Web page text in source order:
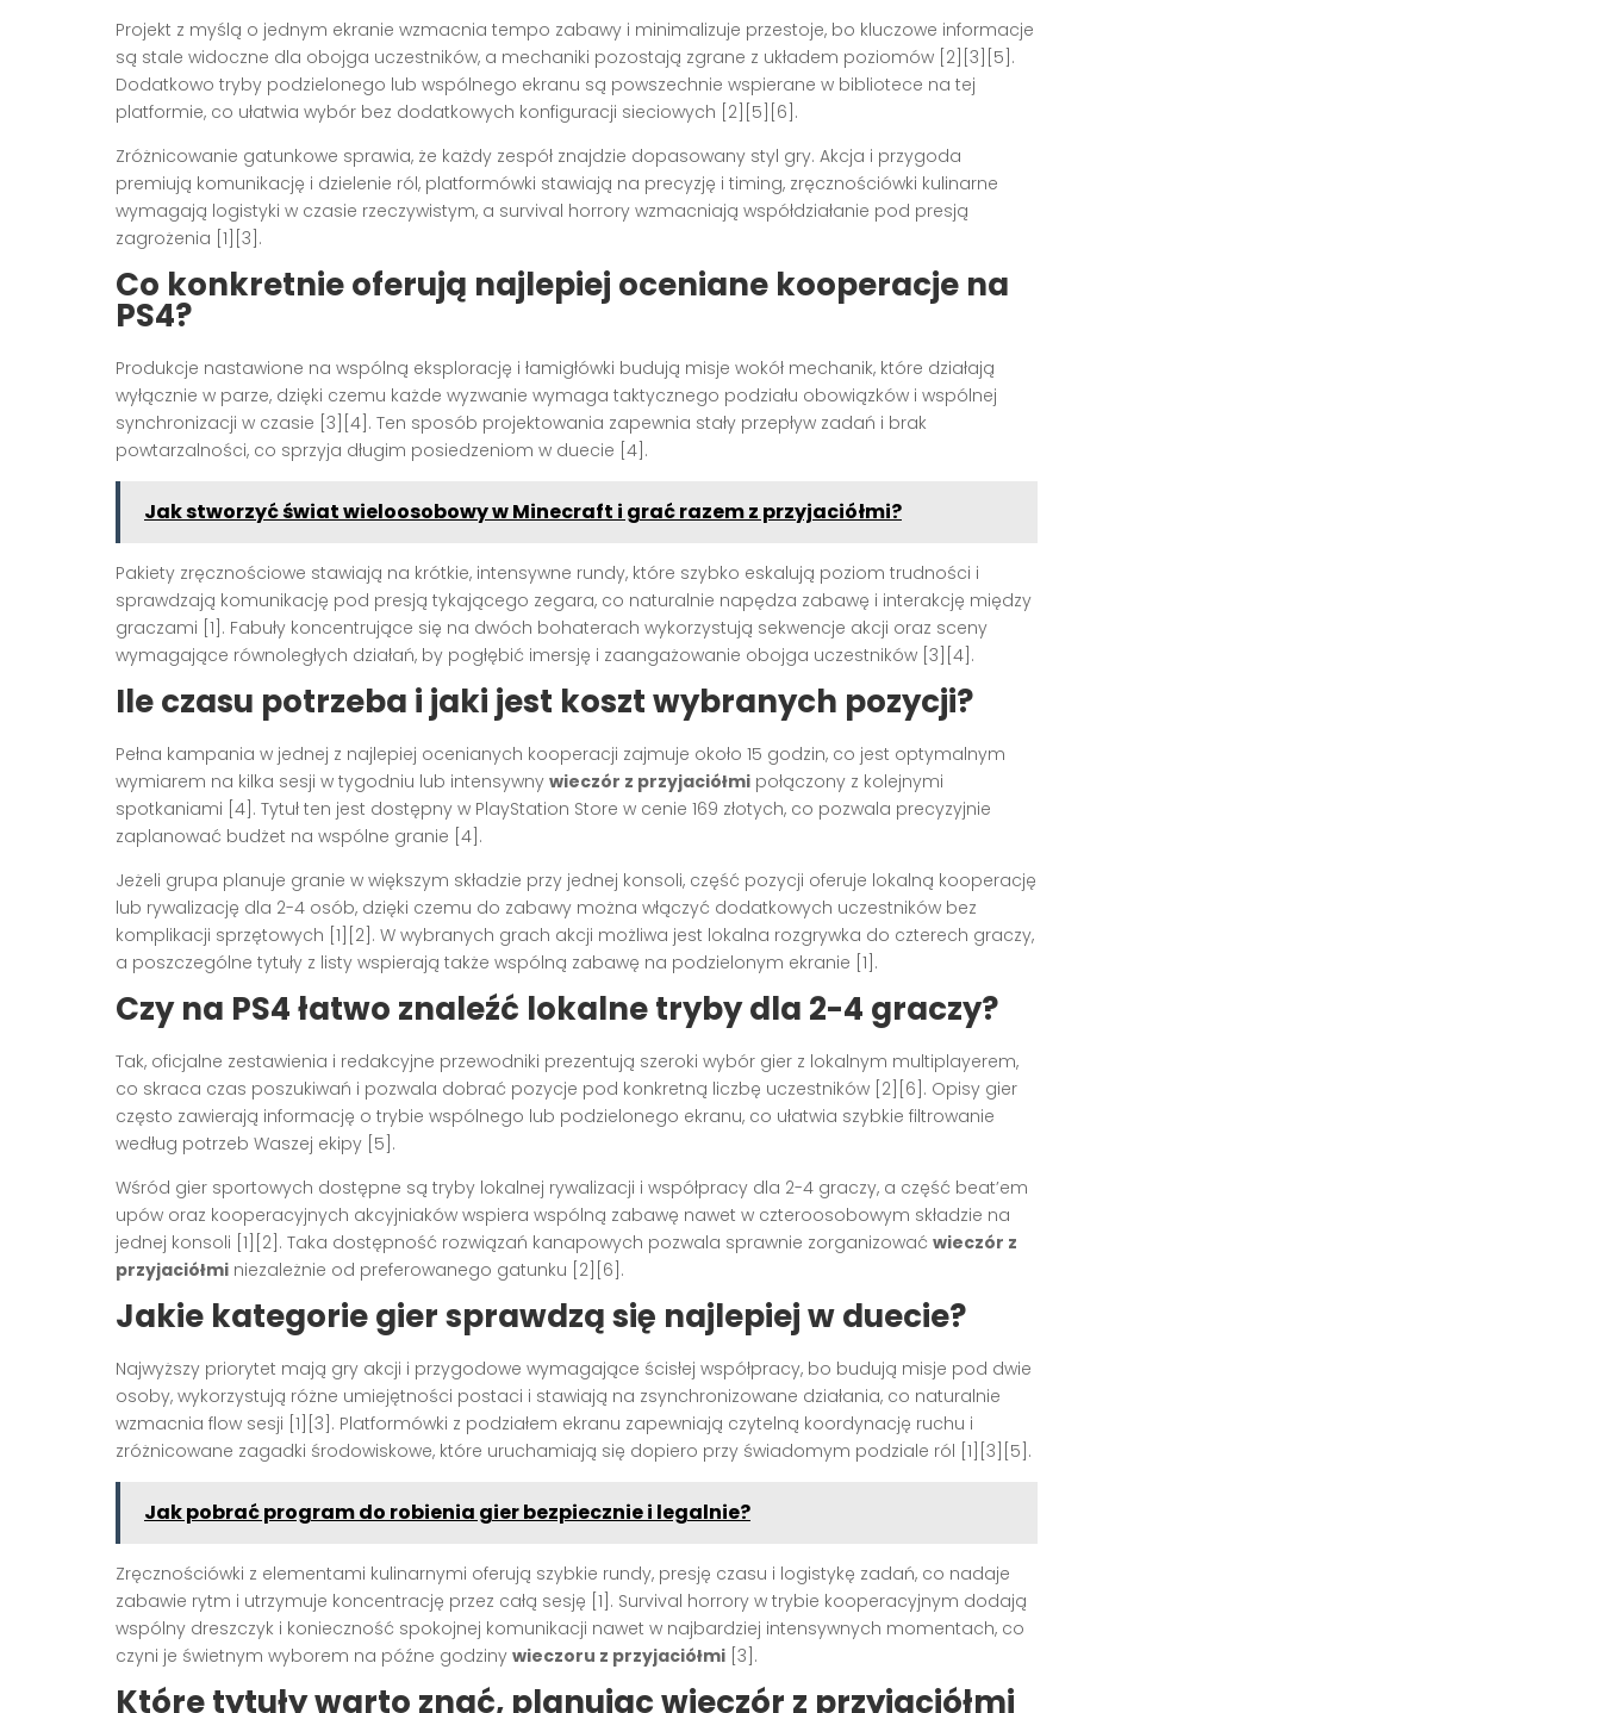
Projekt z myślą o jednym ekranie wzmacnia tempo zabawy i minimalizuje przestoje, bo kluczowe informacje
są stale widoczne dla obojga uczestników, a mechaniki pozostają zgrane z układem poziomów [2][3][5].
Dodatkowo tryby podzielonego lub wspólnego ekranu są powszechnie wspierane w bibliotece na tej
platformie, co ułatwia wybór bez dodatkowych konfiguracji sieciowych [2][5][6].
Zróżnicowanie gatunkowe sprawia, że każdy zespół znajdzie dopasowany styl gry. Akcja i przygoda
premiują komunikację i dzielenie ról, platformówki stawiają na precyzję i timing, zręcznościówki kulinarne
wymagają logistyki w czasie rzeczywistym, a survival horrory wzmacniają współdziałanie pod presją
zagrożenia [1][3].
Co konkretnie oferują najlepiej oceniane kooperacje na
PS4?
Produkcje nastawione na wspólną eksplorację i łamigłówki budują misje wokół mechanik, które działają
wyłącznie w parze, dzięki czemu każde wyzwanie wymaga taktycznego podziału obowiązków i wspólnej
synchronizacji w czasie [3][4]. Ten sposób projektowania zapewnia stały przepływ zadań i brak
powtarzalności, co sprzyja długim posiedzeniom w duecie [4].
Jak stworzyć świat wieloosobowy w Minecraft i grać razem z przyjaciółmi?
Pakiety zręcznościowe stawiają na krótkie, intensywne rundy, które szybko eskalują poziom trudności i
sprawdzają komunikację pod presją tykającego zegara, co naturalnie napędza zabawę i interakcję między
graczami [1]. Fabuły koncentrujące się na dwóch bohaterach wykorzystują sekwencje akcji oraz sceny
wymagające równoległych działań, by pogłębić imersję i zaangażowanie obojga uczestników [3][4].
Ile czasu potrzeba i jaki jest koszt wybranych pozycji?
Pełna kampania w jednej z najlepiej ocenianych kooperacji zajmuje około 15 godzin, co jest optymalnym
wymiarem na kilka sesji w tygodniu lub intensywny wieczór z przyjaciółmi połączony z kolejnymi
spotkaniami [4]. Tytuł ten jest dostępny w PlayStation Store w cenie 169 złotych, co pozwala precyzyjnie
zaplanować budżet na wspólne granie [4].
Jeżeli grupa planuje granie w większym składzie przy jednej konsoli, część pozycji oferuje lokalną kooperację
lub rywalizację dla 2-4 osób, dzięki czemu do zabawy można włączyć dodatkowych uczestników bez
komplikacji sprzętowych [1][2]. W wybranych grach akcji możliwa jest lokalna rozgrywka do czterech graczy,
a poszczególne tytuły z listy wspierają także wspólną zabawę na podzielonym ekranie [1].
Czy na PS4łatwo znaleźć lokalne tryby dla 2-4 graczy?
Tak, oficjalne zestawienia i redakcyjne przewodniki prezentują szeroki wybór gier z lokalnym multiplayerem,
co skraca czas poszukiwań i pozwala dobrać pozycje pod konkretną liczbę uczestników [2][6]. Opisy gier
często zawierają informację o trybie wspólnego lub podzielonego ekranu, co ułatwia szybkie filtrowanie
według potrzeb Waszej ekipy [5].
Wśród gier sportowych dostępne są tryby lokalnej rywalizacji i współpracy dla 2-4 graczy, a część beat’em
upów oraz kooperacyjnych akcyjniaków wspiera wspólną zabawę nawet w czteroosobowym składzie na
jednej konsoli [1][2]. Taka dostępność rozwiązań kanapowych pozwala sprawnie zorganizować wieczór z
przyjaciółmi niezależnie od preferowanego gatunku [2][6].
Jakie kategorie gier sprawdzą się najlepiej w duecie?
Najwyższy priorytet mają gry akcji i przygodowe wymagające ścisłej współpracy, bo budują misje pod dwie
osoby, wykorzystują różne umiejętności postaci i stawiają na zsynchronizowane działania, co naturalnie
wzmacnia flow sesji [1][3]. Platformówki z podziałem ekranu zapewniają czytelną koordynację ruchu i
zróżnicowane zagadki środowiskowe, które uruchamiają się dopiero przy świadomym podziale ról [1][3][5].
Jak pobrać program do robienia gier bezpiecznie i legalnie?
Zręcznościówki z elementami kulinarnymi oferują szybkie rundy, presję czasu i logistykę zadań, co nadaje
zabawie rytm i utrzymuje koncentrację przez całą sesję [1]. Survival horrory w trybie kooperacyjnym dodają
wspólny dreszczyk i konieczność spokojnej komunikacji nawet w najbardziej intensywnych momentach, co
czyni je świetnym wyborem na późne godziny wieczoru z przyjaciółmi [3].
Które tytuły warto znać, planującwieczór z przyjaciółmi